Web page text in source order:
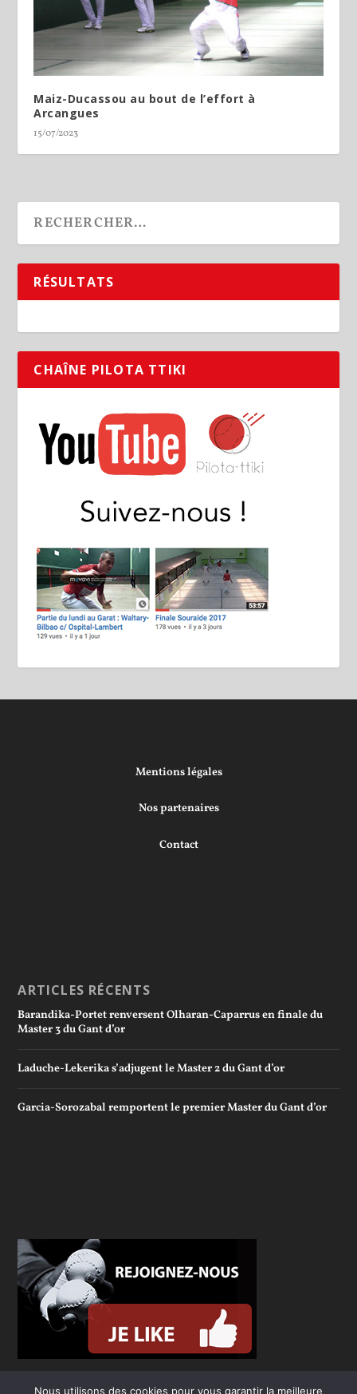
Maiz-Ducassou au bout de l’effort à
Arcangues
15/07/2023
RÉSULTATS
CHAÎNE PILOTA TTIKI
Mentions légales
Nos partenaires
Contact
ARTICLES RÉCENTS
Barandika-Portet renversent Olharan-Caparrus en finale du
Master 3 du Gant d’or
Laduche-Lekerika s’adjugent le Master 2 du Gant d’or
Garcia-Sorozabal remportent le premier Master du Gant d’or
Nous utilisons des cookies pour vous garantir la meilleure